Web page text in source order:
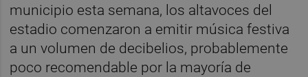
municipio esta semana, los altavoces del
estadio comenzaron a emitir música festiva
a un volumen de decibelios, probablemente
poco recomendable por la mayoría de